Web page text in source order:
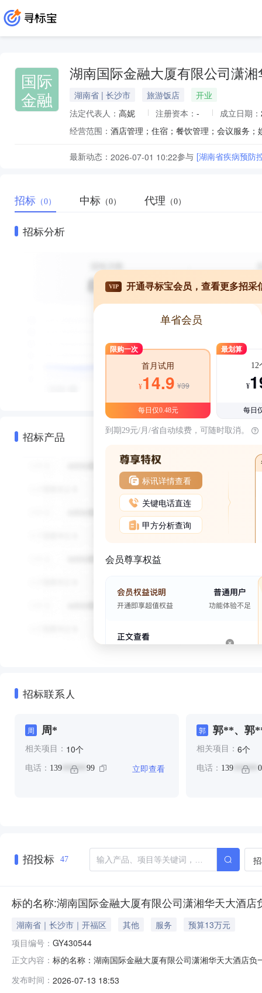
国际
金融
湖南国际金融大厦有限公司潇湘
湖南省 | 长沙市 旅游饭店
开业
法定代表人： 高妮 注册资本： - 成立日期：
经营范围：
最新动态： 2026-07-01 10:22参与 [湖南省疾病预防
招标 （0） 中标 （0） 代理 （0）
招标分析
招标产品
VIP 开通寻标宝会员，查看更多招采
单省会员
限购一次
首月试用
¥14.9 ¥39
每日仅0.48元
最划算
12
¥
每日
到期29元/月/省自动续费，可随时取消。
标讯详情查看
关键电话直连
甲方分析查询
会员尊享权益
招标联系人
周 周*
相关项目： 10个
电话： 139 ****** 99 立即查看
郭 郭**、郭
相关项目： 6个
电话： 139******
招投标 47
标的名称:湖南国际金融大厦有限公司潇湘华天大酒店
湖南省｜长沙市｜开福区 其他 服务
预算13万元
项目编号： GY430544
正文内容： 标的名称：湖南国际金融大厦有限公司潇湘华天大酒店
请书扫描.pdf4.湖南智信房地产土地资产评估有限公司房
发布时间： 2026-07-13 18:53